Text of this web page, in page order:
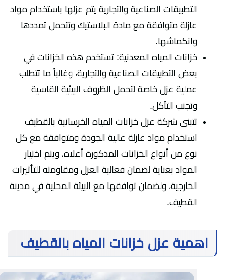
التطبيقات الصناعية والتجارية يتم عزلها باستخدام مواد
عازلة متوافقة مع مادة البلاستيك وتتحمل تمددها
وانكماشها.
خزانات المياه المعدنية: تستخدم هذه الخزانات في
بعض التطبيقات الصناعية والتجارية، وغالباً ما تتطلب
عملية عزل خاصة لتحمل الظروف البيئية القاسية
وتجنب التآكل.
تتبنى شركة عزل خزانات المياه الخرسانية بالقطيف
استخدام مواد عازلة عالية الجودة ومتوافقة مع كل
نوع من أنواع الخزانات المذكورة أعلاه، ويتم اختيار
المواد بعناية لضمان فعالية العزل ومقاومته للتأثيرات
الخارجية، ولضمان توافقها مع البيئة المحلية في مدينة
القطيف.
اهمية عزل خزانات المياه بالقطيف